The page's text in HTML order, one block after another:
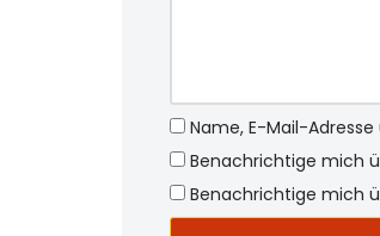
Name, E-Mail-
Benachrichtige mich
Benachrichtige mich